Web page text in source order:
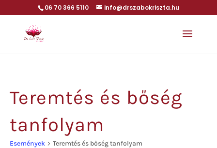
06 70 366 5110 info@drszabokriszta.hu
Teremtés és bőség
tanfolyam
Események Teremtés és bőség tanfolyam